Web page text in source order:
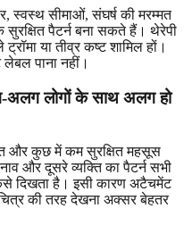
स्वस्थ सीमाओं, संघर्ष की मरम्मत
पैटर्न बना सकते हैं। थेरेपी
या तीव्र कष्ट शामिल हों।
लेबल पाना नहीं।
लोगों के साथ अलग हो
और कुछ में कम सुरक्षित महसूस
और दूसरे व्यक्ति का पैटर्न सभी
दिखता है। इसी कारण अटैचमेंट
की तरह देखना अक्सर बेहतर